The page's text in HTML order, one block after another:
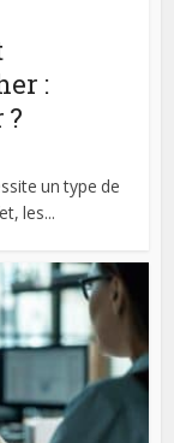
:
un type de
les...